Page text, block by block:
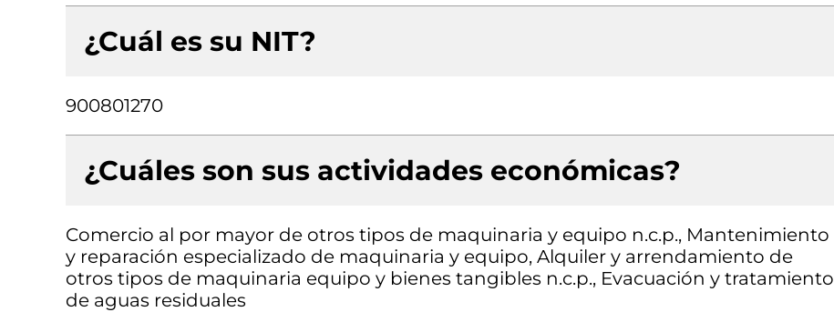
¿Cuál es su NIT?
900801270
¿Cuáles son sus actividades económicas?
Comercio al por mayor de otros tipos de maquinaria y equipo n.c.p., Mantenimiento
y reparación especializado de maquinaria y equipo, Alquiler y arrendamiento de
otros tipos de maquinaria equipo y bienes tangibles n.c.p., Evacuación y tratamiento
de aguas residuales